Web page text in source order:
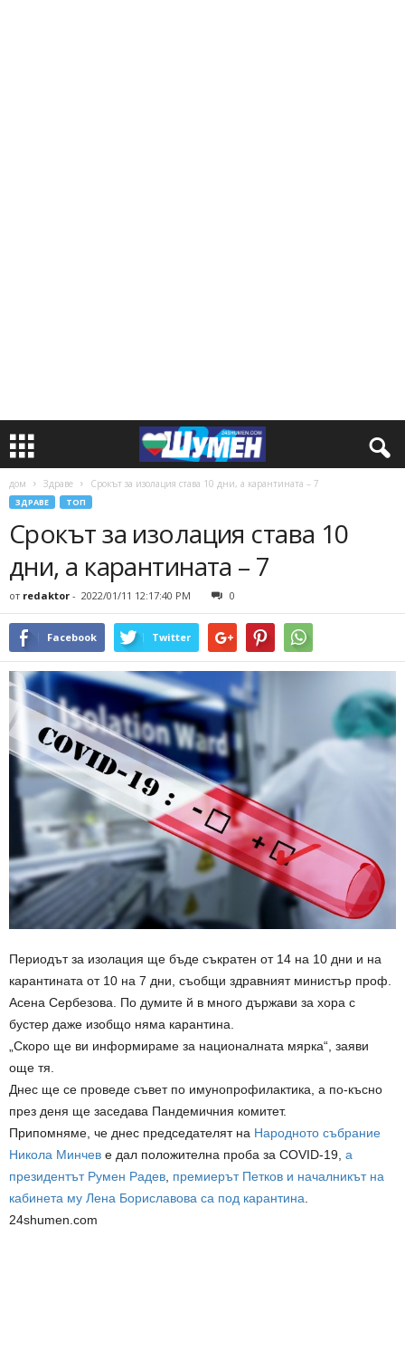
дом Здраве Срокът за изолация става 10 дни, а карантината – 7
ЗДРАВЕ ТОП
Срокът за изолация става 10
дни, а карантината – 7
от redaktor - 2022/01/11 12:17:40 PM 0
Facebook Twitter
Периодът за изолация ще бъде съкратен от 14 на 10 дни и на
карантината от 10 на 7 дни, съобщи здравният министър проф.
Асена Сербезова. По думите й в много държави за хора с
бустер даже изобщо няма карантина.
„Скоро ще ви информираме за националната мярка“, заяви
още тя.
Днес ще се проведе съвет по имунопрофилактика, а по-късно
през деня ще заседава Пандемичния комитет.
Припомняме, че днес председателят на Народното събрание
Никола Минчев e дал положителна проба за COVID-19, а
президентът Румен Радев, премиерът Петков и началникът на
кабинета му Лена Бориславова са под карантина.
24shumen.com